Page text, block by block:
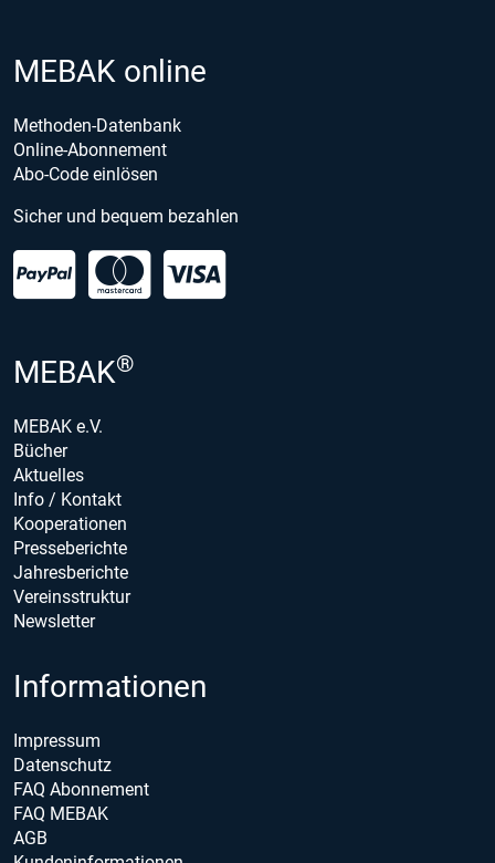
MEBAK online
Methoden-Datenbank
Online-Abonnement
Abo-Code einlösen
Sicher und bequem bezahlen
MEBAK®
MEBAK e.V.
Bücher
Aktuelles
Info / Kontakt
Kooperationen
Presseberichte
Jahresberichte
Vereinsstruktur
Newsletter
Informationen
Impressum
Datenschutz
FAQ Abonnement
FAQ MEBAK
AGB